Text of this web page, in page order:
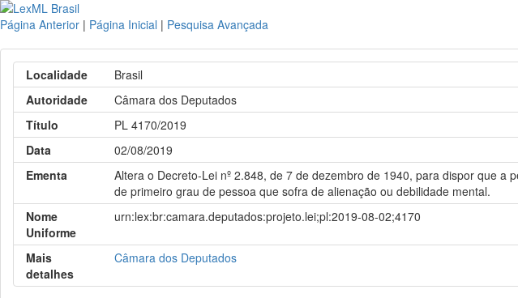
Página Anterior | Página Inicial | Pesquisa Avançada
Localidade
Brasil
Autoridade
Câmara dos Deputados
Título
PL 4170/2019
Data
02/08/2019
Ementa
Altera o Decreto-Lei nº 2.848, de 7 de dezembro de 1940, para dispor que
de primeiro grau de pessoa que sofra de alienação ou debilidade mental.
Nome
Uniforme
urn:lex:br:camara.deputados:projeto.lei;pl:2019-08-02;4170
Mais
detalhes
Câmara dos Deputados